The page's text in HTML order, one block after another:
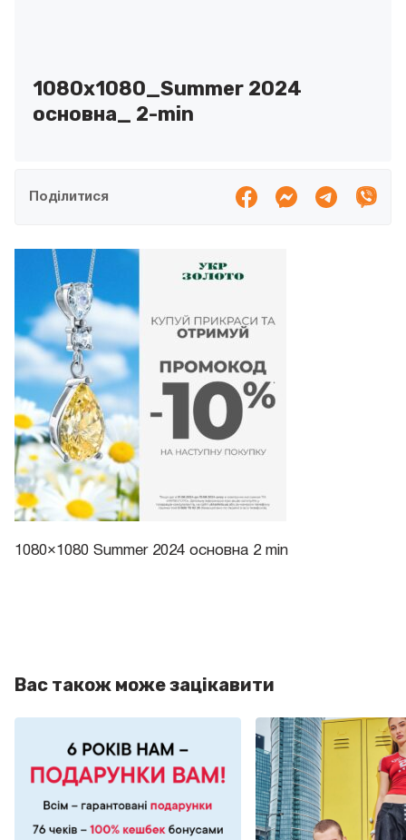
1080x1080_Summer 2024
основна_ 2-min
Поділитися
1080×1080 Summer 2024 основна 2 min
Вас також може зацікавити